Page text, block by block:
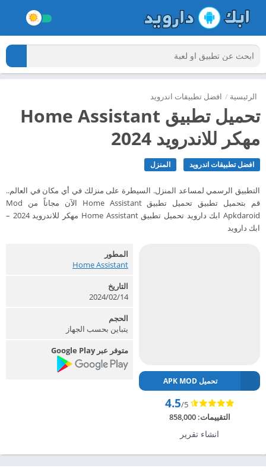
الرئيسية / افضل تطبيقات اندرويد
تحميل تطبيق Home Assistant
مهكر للاندرويد 2024
افضل تطبيقات اندرويد المنزل
التطبيق الرسمي لمساعد المنزل. السيطرة على منزلك في أي مكان في العالم..
قم بتحميل تطبيق تحميل تطبيق Home Assistant الآن مجاناً من Mod
Apkdaroid ابك دارويد تحميل تطبيق Home Assistant مهكر للاندرويد 2024 –
ابك دارويد
تحميل APK MOD
4.5/5
التقييمات:858,000
انشاء تقرير
المطور
Home Assistant‏
التاريخ
2024/02/14
الحجم
يتباين بحسب الجهاز
متوفر عبر Google Play